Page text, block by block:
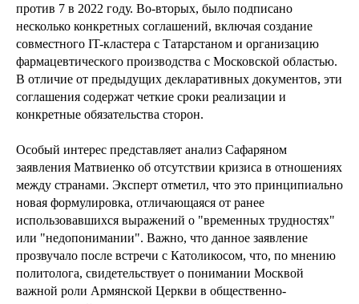
против 7 в 2022 году. Во-вторых, было подписано
несколько конкретных соглашений, включая создание
совместного IT-кластера с Татарстаном и организацию
фармацевтического производства с Московской областью.
В отличие от предыдущих декларативных документов, эти
соглашения содержат четкие сроки реализации и
конкретные обязательства сторон.
Особый интерес представляет анализ Сафаряном
заявления Матвиенко об отсутствии кризиса в отношениях
между странами. Эксперт отметил, что это принципиально
новая формулировка, отличающаяся от ранее
использовавшихся выражений о "временных трудностях"
или "недопонимании". Важно, что данное заявление
прозвучало после встречи с Католикосом, что, по мнению
политолога, свидетельствует о понимании Москвой
важной роли Армянской Церкви в общественно-